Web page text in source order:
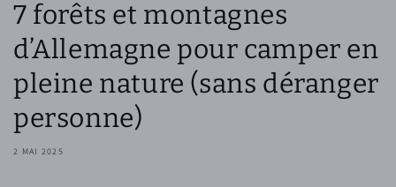
7 forêts et montagnes
d’Allemagne pour camper en
pleine nature (sans déranger
personne)
2 MAI 2025